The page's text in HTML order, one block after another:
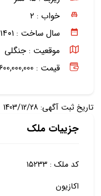
خواب : ۲
سال ساخت : ۱۴۰۱
موقعیت : جنگلی
قیمت : 4,600,000,000 تومان /
تاریخ ثبت آگهی: 1403/12/28
جزییات ملک
کد ملک : ۱۵۲۳۳
اکازیون